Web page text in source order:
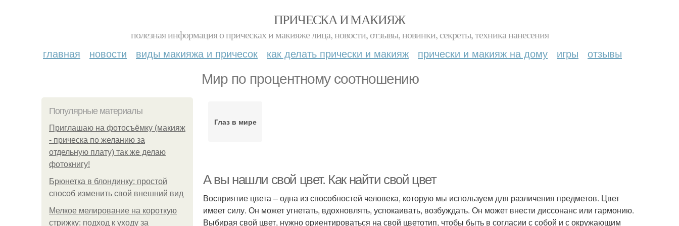
ПРИЧЕСКА И МАКИЯЖ
полезная информация о прическах и макияже лица, новости, отзывы, новинки, секреты, техника нанесения
главная новости виды макияжа и причесок как делать прически и макияж прически и макияж на дому игры отзывы
Мир по процентному соотношению
Популярные материалы
Приглашаю на фотосъёмку (макияж
- прическа по желанию за
отдельную плату) так же делаю
фотокнигу!
Брюнетка в блондинку: простой
способ изменить свой внешний вид
Мелкое мелирование на короткую
стрижку: подход к уходу за
Глаз в мире
А вы нашли свой цвет. Как найти свой цвет
Восприятие цвета – одна из способностей человека, которую мы используем для различения предметов. Цвет
имеет силу. Он может угнетать, вдохновлять, успокаивать, возбуждать. Он может внести диссонанс или гармонию.
Выбирая свой цвет, нужно ориентироваться на свой цветотип, чтобы быть в согласии с собой и с окружающим